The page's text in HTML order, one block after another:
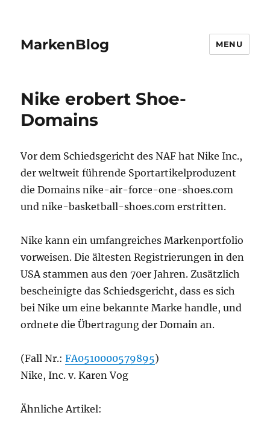
MarkenBlog MENU
Nike erobert Shoe-
Domains
Vor dem Schiedsgericht des NAF hat Nike Inc.,
der weltweit führende Sportartikelproduzent
die Domains nike-air-force-one-shoes.com
und nike-basketball-shoes.com erstritten.
Nike kann ein umfangreiches Markenportfolio
vorweisen. Die ältesten Registrierungen in den
USA stammen aus den 70er Jahren. Zusätzlich
bescheinigte das Schiedsgericht, dass es sich
bei Nike um eine bekannte Marke handle, und
ordnete die Übertragung der Domain an.
(Fall Nr.:FA0510000579895)
Nike, Inc. v. Karen Vog
Ähnliche Artikel: